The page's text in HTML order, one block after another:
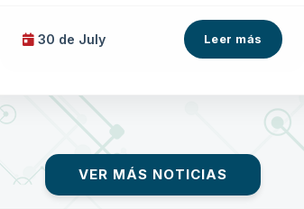
30 de July Leer más
VER MÁS NOTICIAS